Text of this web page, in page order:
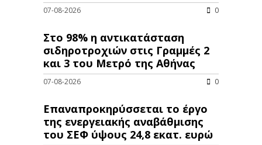
07-08-2026 0
Στο 98% η αντικατάσταση
σιδηροτροχιών στις Γραμμές 2
και 3 του Μετρό της Αθήνας
07-08-2026 0
Επαναπροκηρύσσεται το έργο
της ενεργειακής αναβάθμισης
του ΣΕΦ ύψους 24,8 εκατ. ευρώ